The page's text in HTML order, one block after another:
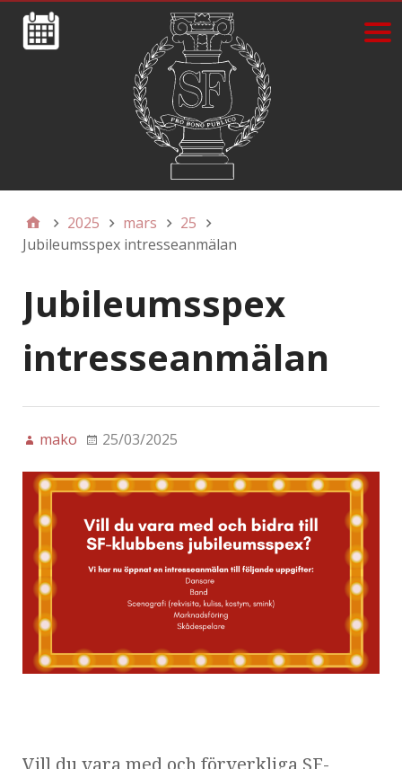
2025 mars
25
Jubileumsspex intresseanmälan
Jubileumsspex
intresseanmälan
mako 25/03/2025
Vill du vara med och förverkliga SF-